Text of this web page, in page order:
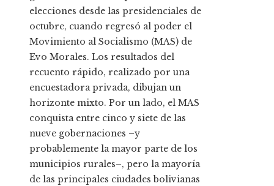
elecciones desde las presidenciales de
octubre, cuando regresó al poder el
Movimiento al Socialismo (MAS) de
Evo Morales. Los resultados del
recuento rápido, realizado por una
encuestadora privada, dibujan un
horizonte mixto. Por un lado, el MAS
conquista entre cinco y siete de las
nueve gobernaciones –y
probablemente la mayor parte de los
municipios rurales–, pero la mayoría
de las principales ciudades bolivianas